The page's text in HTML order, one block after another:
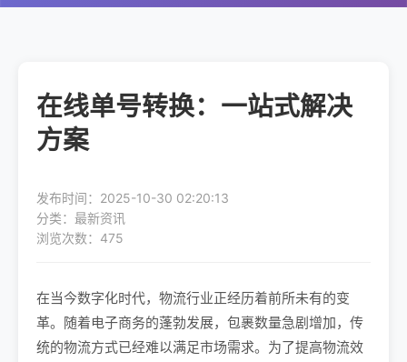
在线单号转换：一站式解决
方案
发布时间：2025-10-30 02:20:13
分类：最新资讯
浏览次数：475
在当今数字化时代，物流行业正经历着前所未有的变
革。随着电子商务的蓬勃发展，包裹数量急剧增加，传
统的物流方式已经难以满足市场需求。为了提高物流效